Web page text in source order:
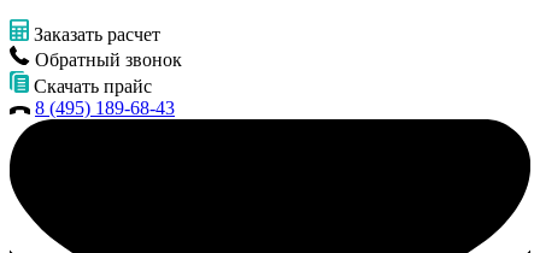
Заказать расчет
Обратный звонок
Скачать прайс
8 (495) 189-68-43